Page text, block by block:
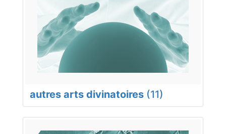
autres arts divinatoires (11)